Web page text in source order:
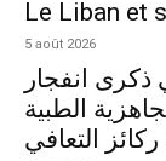
Le Liban et
5 août 2026
ذكرى انفجار
الطبية
ركائز التعافي